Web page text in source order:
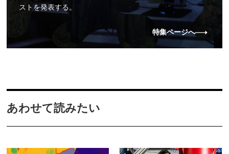
ストを発表する。
特集ページへ
あわせて読みたい